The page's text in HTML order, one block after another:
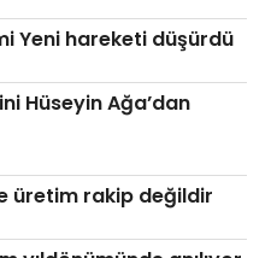
Yeni hareketi düşürdü
Hüseyin Ağa’dan
üretim rakip değildir